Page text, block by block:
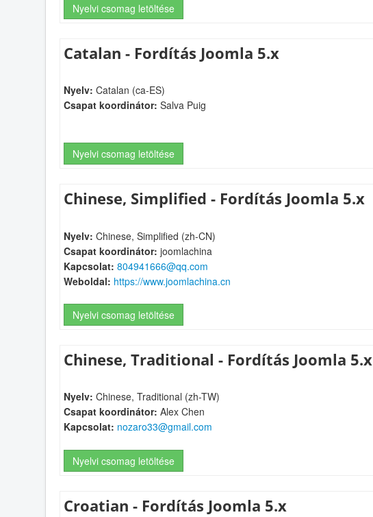
Nyelvi csomag letöltése
Catalan - Fordítás Joomla 5.x
Nyelv: Catalan (ca-ES)
Csapat koordinátor: Salva Puig
Nyelvi csomag letöltése
Chinese, Simplified - Fordítás Joomla 5.x
Nyelv: Chinese, Simplified (zh-CN)
Csapat koordinátor: joomlachina
Kapcsolat: 804941666@qq.com
Weboldal: https://www.joomlachina.cn
Nyelvi csomag letöltése
Chinese, Traditional - Fordítás Joomla 5.x
Nyelv: Chinese, Traditional (zh-TW)
Csapat koordinátor: Alex Chen
Kapcsolat: nozaro33@gmail.com
Nyelvi csomag letöltése
Croatian - Fordítás Joomla 5.x